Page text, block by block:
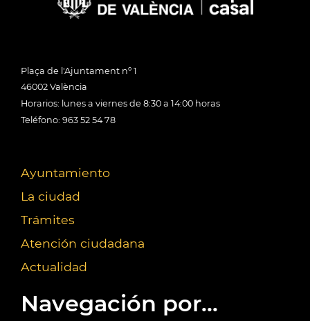
Plaça de l'Ajuntament nº 1
46002 València
Horarios: lunes a viernes de 8:30 a 14:00 horas
Teléfono: 963 52 54 78
Ayuntamiento
La ciudad
Trámites
Atención ciudadana
Actualidad
Navegación por...